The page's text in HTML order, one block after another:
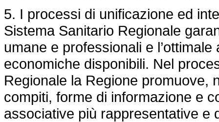
5. I processi di unificazione ed
Sistema Sanitario Regionale
umane e professionali e
economiche disponibili. Nel
Regionale la Regione promuove,
compiti, forme di informazione e
associative più rappresentative e